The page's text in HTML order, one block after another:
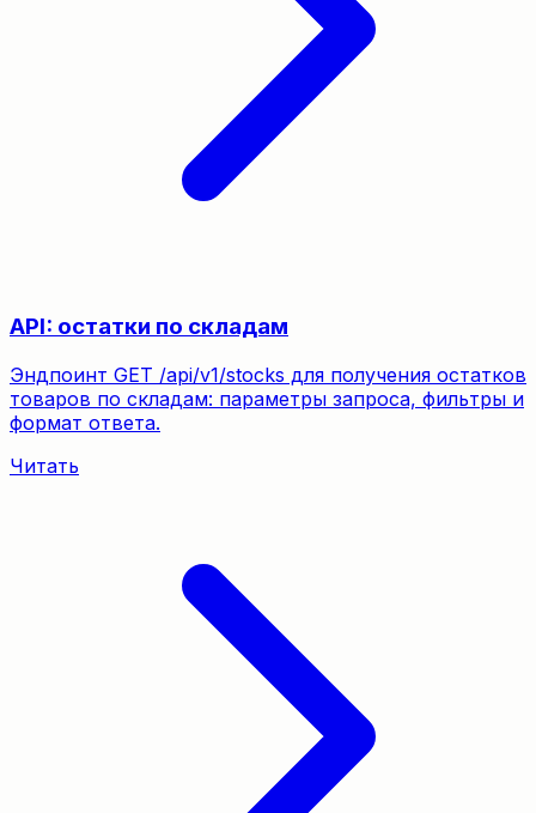
API: остатки по складам
Эндпоинт GET /api/v1/stocks для получения остатков
товаров по складам: параметры запроса, фильтры и
формат ответа.
Читать